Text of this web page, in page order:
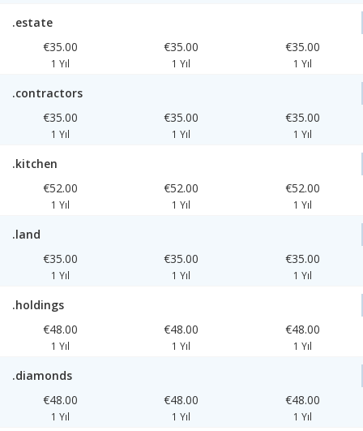
.estate
€35.00
1 Yıl
€35.00
1 Yıl
€35.00
1 Yıl
.contractors
€35.00
1 Yıl
€35.00
1 Yıl
€35.00
1 Yıl
.kitchen
€52.00
1 Yıl
€52.00
1 Yıl
€52.00
1 Yıl
.land
€35.00
1 Yıl
€35.00
1 Yıl
€35.00
1 Yıl
.holdings
€48.00
1 Yıl
€48.00
1 Yıl
€48.00
1 Yıl
.diamonds
€48.00
1 Yıl
€48.00
1 Yıl
€48.00
1 Yıl